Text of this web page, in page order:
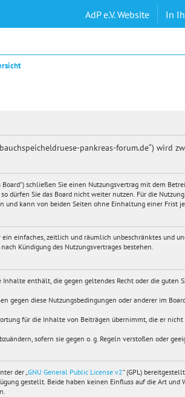
AdP e.V. Website In
pankreas-forum.de“)
Board“) schließen Sie einen Nutzungsvertrag mit dem
dürfen Sie das Board nicht weiter nutzen. Für die
und kann von beiden Seiten ohne Einhaltung einer Frist
einfaches, zeitlich und räumlich unbeschränktes und
Kündigung des Nutzungsvertrages bestehen.
enthält, die gegen geltendes Recht oder die
gegen diese Nutzungsbedingungen oder anderer im
für die Inhalte von Beiträgen übernimmt, die er
sofern sie gegen o. g. Regeln verstoßen oder
der „ GNU General Public License v2“ (GPL)
gestellt. Beide haben keinen Einfluss auf die Art